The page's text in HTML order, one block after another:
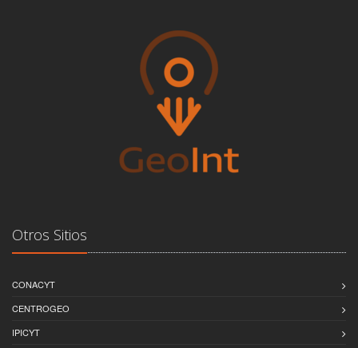
Otros Sitios
CONACYT
CENTROGEO
IPICYT